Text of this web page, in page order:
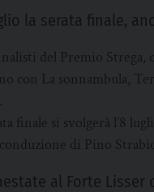
la serata finale,
del Premio Strega,
con La sonnambula,
finale si svolgerà l’8
di Pino
al Forte Lisser